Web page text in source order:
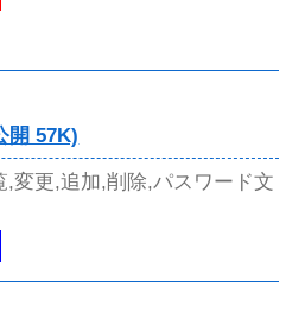
開 57K)
変更,追加,削除,パスワード文